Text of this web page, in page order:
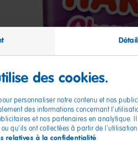
des cookies.
personnaliser notre contenu et nos
des informations concernant
et nos partenaires en analytique.
qu'ils ont collectées à partir de
relatives à la confidentialité.